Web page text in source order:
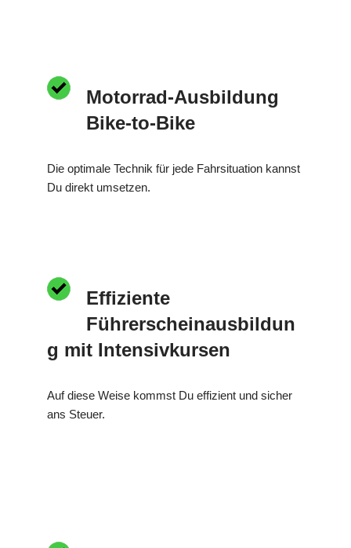
Motorrad-Ausbildung
Bike-to-Bike
Die optimale Technik für jede Fahrsituation kannst
Du direkt umsetzen.
Effiziente
Führerscheinausbildun
g mit Intensivkursen
Auf diese Weise kommst Du effizient und sicher
ans Steuer.